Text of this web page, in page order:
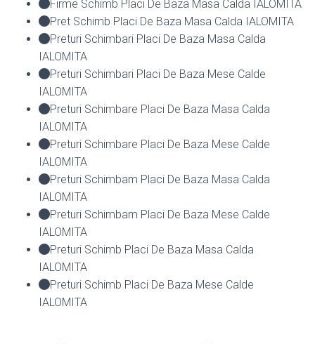
Firme Schimb Placi De Baza Masa Calda IALOMITA
Pret Schimb Placi De Baza Masa Calda IALOMITA
Preturi Schimbari Placi De Baza Masa Calda
IALOMITA
Preturi Schimbari Placi De Baza Mese Calde
IALOMITA
Preturi Schimbare Placi De Baza Masa Calda
IALOMITA
Preturi Schimbare Placi De Baza Mese Calde
IALOMITA
Preturi Schimbam Placi De Baza Masa Calda
IALOMITA
Preturi Schimbam Placi De Baza Mese Calde
IALOMITA
Preturi Schimb Placi De Baza Masa Calda
IALOMITA
Preturi Schimb Placi De Baza Mese Calde
IALOMITA